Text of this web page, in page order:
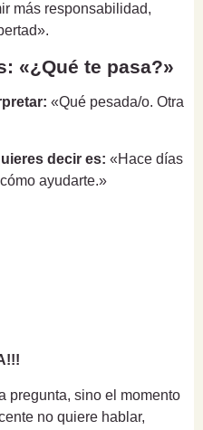
más responsabilidad,
«¿Qué te pasa?»
«Qué pesada/o. Otra
decir es: «Hace días
ayudarte.»
pregunta, sino el momento
no quiere hablar,